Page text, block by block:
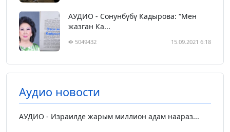
АУДИО - Сонунбүбү Кадырова: “Мен
жазган Ка...
5049432 15.09.2021 6:18
Аудио новости
АУДИО - Израилде жарым миллион адам наараз...